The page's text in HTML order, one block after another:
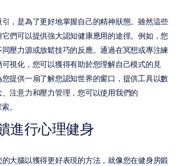
，是為了更好地掌握自己的精神狀態。雖然這些
們可以提供強大認知健康應用的途徑。例如，您
壓力源或放鬆技巧的反應。通過在冥想或專注練
視化，您可以獲得有助於您理解自己模式的見
提供一扇了解您認知世界的窗口，提供工具以數
。
進行心理健身
大腦以獲得更好表現的方法，就像您在健身房鍛